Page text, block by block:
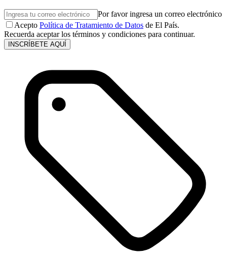
Por favor ingresa un correo electrónico
Acepto Política de Tratamiento de Datos de El País.
Recuerda aceptar los términos y condiciones para continuar.
INSCRÍBETE AQUÍ